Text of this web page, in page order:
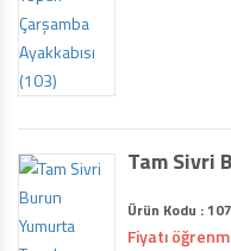
Ürün Kodu : 107
Fiyatı